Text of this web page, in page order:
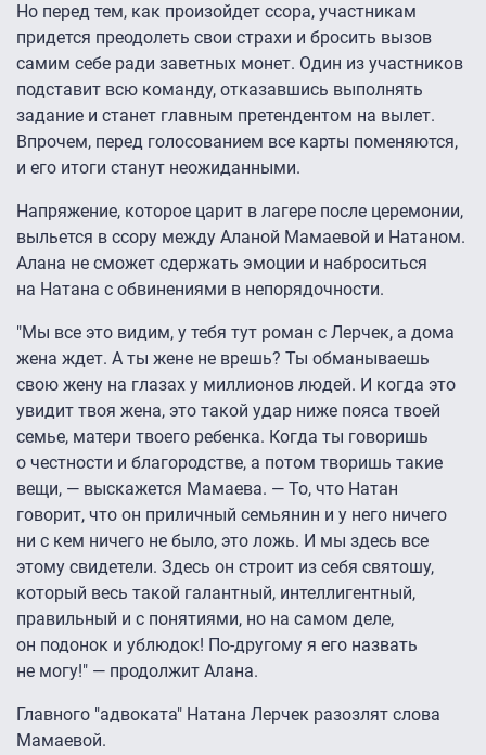
Но перед тем, как произойдет ссора, участникам
придется преодолеть свои страхи и бросить вызов
самим себе ради заветных монет. Один из участников
подставит всю команду, отказавшись выполнять
задание и станет главным претендентом на вылет.
Впрочем, перед голосованием все карты поменяются,
и его итоги станут неожиданными.
Напряжение, которое царит в лагере после церемонии,
выльется в ссору между Аланой Мамаевой и Натаном.
Алана не сможет сдержать эмоции и наброситься
на Натана с обвинениями в непорядочности.
"Мы все это видим, у тебя тут роман с Лерчек, а дома
жена ждет. А ты жене не врешь? Ты обманываешь
свою жену на глазах у миллионов людей. И когда это
увидит твоя жена, это такой удар ниже пояса твоей
семье, матери твоего ребенка. Когда ты говоришь
о честности и благородстве, а потом творишь такие
вещи, — выскажется Мамаева. — То, что Натан
говорит, что он приличный семьянин и у него ничего
ни с кем ничего не было, это ложь. И мы здесь все
этому свидетели. Здесь он строит из себя святошу,
который весь такой галантный, интеллигентный,
правильный и с понятиями, но на самом деле,
он подонок и ублюдок! По-другому я его назвать
не могу!" — продолжит Алана.
Главного "адвоката" Натана Лерчек разозлят слова
Мамаевой.